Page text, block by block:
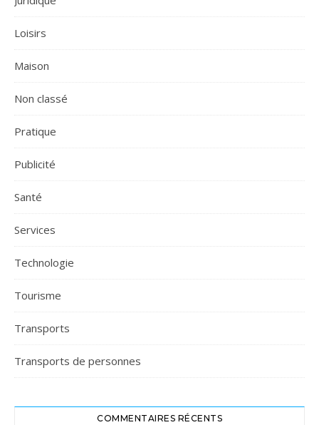
Loisirs
Maison
Non classé
Pratique
Publicité
Santé
Services
Technologie
Tourisme
Transports
Transports de personnes
COMMENTAIRES RÉCENTS